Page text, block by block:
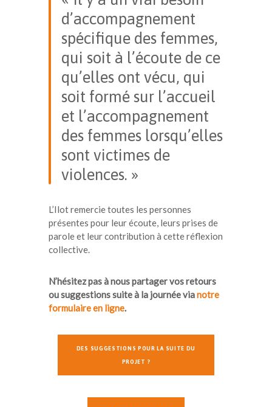
d’accompagnement
spécifique des femmes,
qui soit à l’écoute de ce
qu’elles ont vécu, qui
soit formé sur l’accueil
et l’accompagnement
des femmes lorsqu’elles
sont victimes de
violences. »
L’Ilot remercie toutes les personnes
présentes pour leur écoute, leurs prises de
parole et leur contribution à cette réflexion
collective.
N’hésitez pas à nous partager vos retours
ou suggestions suite à la journée vianotre
formulaire en ligne.
DES SUGGESTIONS POUR LA SUITE DU
PROJET ?